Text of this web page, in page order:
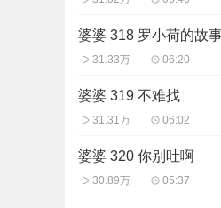
婆婆 318 罗小荷的故
31.33万 06:20
婆婆 319 不难找
31.31万 06:02
婆婆 320 你别吐啊
30.89万 05:37